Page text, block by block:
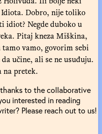
Dobro, nije toliko
idiot? Negde duboko u
Pitaj kneza Miškina,
tamo vamo, govorim sebi
učine, ali se ne usuđuju.
na pretek.
to the collaborative
interested in reading
Please reach out to us!